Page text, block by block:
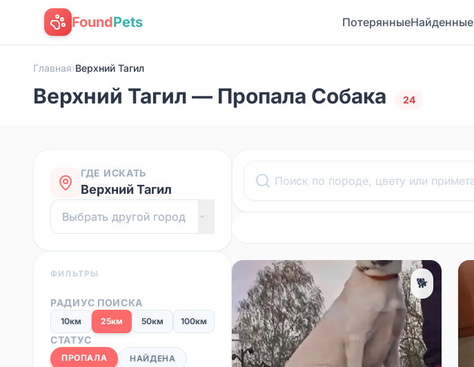
FoundPets ПотерянныеНайденные
Главная›Верхний Тагил
Верхний Тагил — Пропала Собака 24
ГДЕ ИСКАТЬ
Верхний Тагил
ФИЛЬТРЫ
РАДИУС ПОИСКА
10км 25км 50км 100км
СТАТУС
ПРОПАЛА НАЙДЕНА
🐕